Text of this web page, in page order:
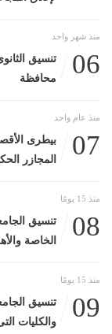
منذ شهر واحد
06
محافظة
منذ عام واحد
07
المجازر الحكومية
منذ 15 يومًا
08
الخاصة
منذ 15 يومًا
09
والكليات